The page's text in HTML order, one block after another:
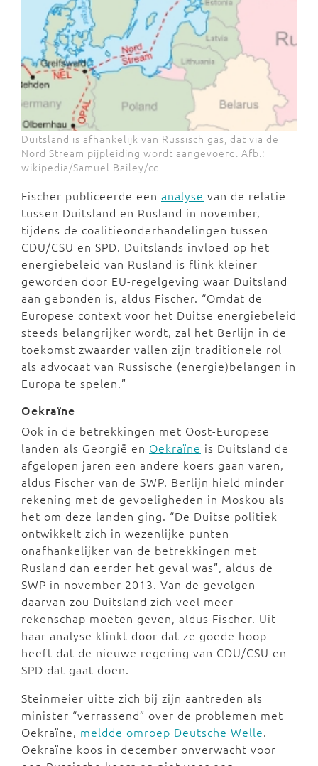
Duitsland is afhankelijk van Russisch gas, dat via de
Nord Stream pijpleiding wordt aangevoerd. Afb.:
wikipedia/Samuel Bailey/cc
Fischer publiceerde een analyse van de relatie
tussen Duitsland en Rusland in november,
tijdens de coalitieonderhandelingen tussen
CDU/CSU en SPD. Duitslands invloed op het
energiebeleid van Rusland is flink kleiner
geworden door EU-regelgeving waar Duitsland
aan gebonden is, aldus Fischer. “Omdat de
Europese context voor het Duitse energiebeleid
steeds belangrijker wordt, zal het Berlijn in de
toekomst zwaarder vallen zijn traditionele rol
als advocaat van Russische (energie)belangen in
Europa te spelen.”
Oekraïne
Ook in de betrekkingen met Oost-Europese
landen als Georgië en Oekraïne is Duitsland de
afgelopen jaren een andere koers gaan varen,
aldus Fischer van de SWP. Berlijn hield minder
rekening met de gevoeligheden in Moskou als
het om deze landen ging. “De Duitse politiek
ontwikkelt zich in wezenlijke punten
onafhankelijker van de betrekkingen met
Rusland dan eerder het geval was”, aldus de
SWP in november 2013. Van de gevolgen
daarvan zou Duitsland zich veel meer
rekenschap moeten geven, aldus Fischer. Uit
haar analyse klinkt door dat ze goede hoop
heeft dat de nieuwe regering van CDU/CSU en
SPD dat gaat doen.
Steinmeier uitte zich bij zijn aantreden als
minister “verrassend” over de problemen met
Oekraïne, meldde omroep Deutsche Welle.
Oekraïne koos in december onverwacht voor